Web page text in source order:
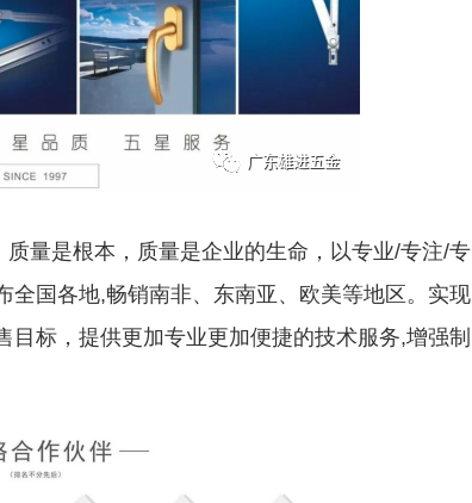
是根本，质量是企业的生命，以专业/专注/专
全国各地,畅销南非、东南亚、欧美等地区。实现
标，提供更加专业更加便捷的技术服务,增强制